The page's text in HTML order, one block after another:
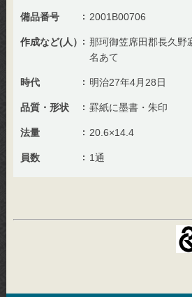
備品番号 2001B00706
作成など(人）
那珂御笠席田郡長久野
名あて
時代 明治27年4月28日
品質・形状 罫紙に墨書・朱印
法量 20.6×14.4
員数 1通